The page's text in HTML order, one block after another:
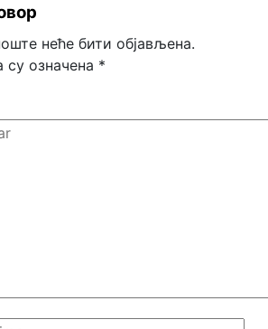
неће бити објављена.
означена *